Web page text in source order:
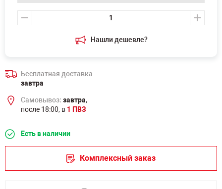
Нашли дешевле?
Бесплатная доставка
завтра
Самовывоз: завтра,
после 18:00, в 1 ПВЗ
Есть в наличии
Комплексный заказ